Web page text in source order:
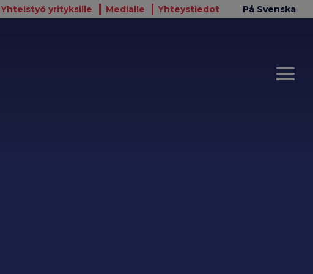
Yhteistyö yrityksille Medialle Yhteystiedot På Svenska